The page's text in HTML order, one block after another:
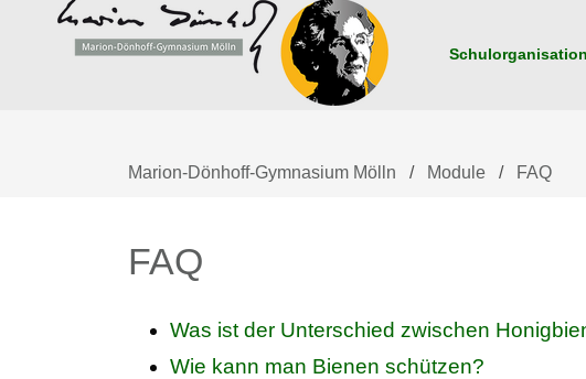
Navigation
überspringen
Schulorganisation
Marion-Dönhoff-Gymnasium Mölln Module FAQ
FAQ
Was ist der Unterschied zwischen
Wie kann man Bienen schützen?